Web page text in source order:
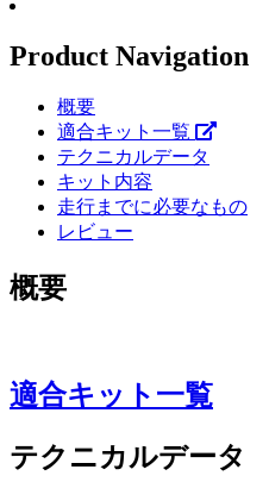
Product Navigation
概要
適合キット一覧
テクニカルデータ
キット内容
走行までに必要なもの
レビュー
概要
適合キット一覧
テクニカルデータ